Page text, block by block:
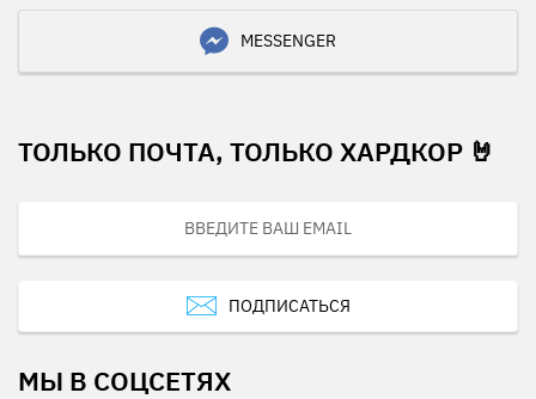
MESSENGER
ТОЛЬКО ПОЧТА, ТОЛЬКО ХАРДКОР 🤘
ПОДПИСАТЬСЯ
МЫ В СОЦСЕТЯХ